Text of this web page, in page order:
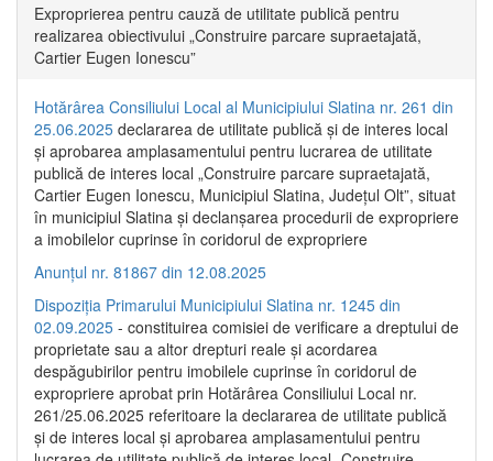
Exproprierea pentru cauză de utilitate publică pentru
realizarea obiectivului „Construire parcare supraetajată,
Cartier Eugen Ionescu”
Hotărârea Consiliului Local al Municipiului Slatina nr. 261 din
25.06.2025 declararea de utilitate publică și de interes local
și aprobarea amplasamentului pentru lucrarea de utilitate
publică de interes local „Construire parcare supraetajată,
Cartier Eugen Ionescu, Municipiul Slatina, Județul Olt”, situat
în municipiul Slatina și declanșarea procedurii de expropriere
a imobilelor cuprinse în coridorul de expropriere
Anunțul nr. 81867 din 12.08.2025
Dispoziția Primarului Municipiului Slatina nr. 1245 din
02.09.2025 - constituirea comisiei de verificare a dreptului de
proprietate sau a altor drepturi reale și acordarea
despăgubirilor pentru imobilele cuprinse în coridorul de
expropriere aprobat prin Hotărârea Consiliului Local nr.
261/25.06.2025 referitoare la declararea de utilitate publică
și de interes local și aprobarea amplasamentului pentru